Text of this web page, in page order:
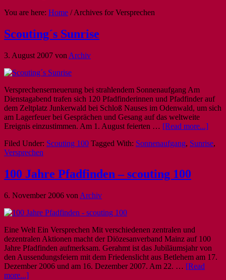
You are here: Home /Archives for Versprechen
Scouting´s Sunrise
3. August 2007 von Archiv
Versprechenserneuerung bei strahlendem Sonnenaufgang Am
Dienstagabend trafen sich 120 Pfadfinderinnen und Pfadfinder auf
dem Zeltplatz Junkerwald bei Schloß Nauses im Odenwald, um sich
am Lagerfeuer bei Gesprächen und Gesang auf das weltweite
Ereignis einzustimmen. Am 1. August feierten … [Read more...]
Filed Under: Scouting 100 Tagged With: Sonnenaufgang, Sunrise,
Versprechen
100 Jahre Pfadfinden – scouting 100
6. November 2006 von Archiv
Eine Welt Ein Versprechen Mit verschiedenen zentralen und
dezentralen Aktionen macht der Diözesanverband Mainz auf 100
Jahre Pfadfinden aufmerksam. Gerahmt ist das Jubiläumsjahr von
den Aussendungsfeiern mit dem Friedenslicht aus Betlehem am 17.
Dezember 2006 und am 16. Dezember 2007. Am 22. … [Read
more...]